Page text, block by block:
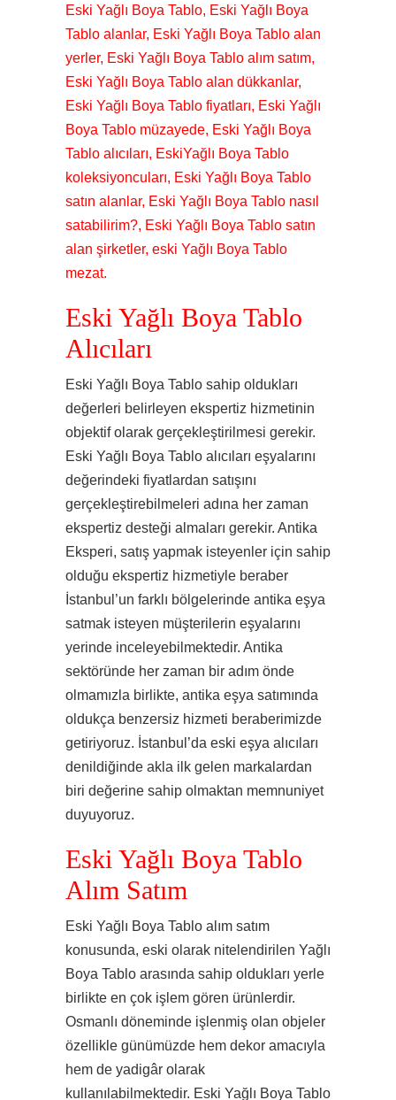
Eski Yağlı Boya Tablo, Eski Yağlı Boya
Tablo alanlar, Eski Yağlı Boya Tablo alan
yerler, Eski Yağlı Boya Tablo alım satım,
Eski Yağlı Boya Tablo alan dükkanlar,
Eski Yağlı Boya Tablo fiyatları, Eski Yağlı
Boya Tablo müzayede, Eski Yağlı Boya
Tablo alıcıları, EskiYağlı Boya Tablo
koleksiyoncuları, Eski Yağlı Boya Tablo
satın alanlar, Eski Yağlı Boya Tablo nasıl
satabilirim?, Eski Yağlı Boya Tablo satın
alan şirketler, eski Yağlı Boya Tablo
mezat.
Eski Yağlı Boya Tablo
Alıcıları
Eski Yağlı Boya Tablo sahip oldukları
değerleri belirleyen ekspertiz hizmetinin
objektif olarak gerçekleştirilmesi gerekir.
Eski Yağlı Boya Tablo alıcıları eşyalarını
değerindeki fiyatlardan satışını
gerçekleştirebilmeleri adına her zaman
ekspertiz desteği almaları gerekir. Antika
Eksperi, satış yapmak isteyenler için sahip
olduğu ekspertiz hizmetiyle beraber
İstanbul’un farklı bölgelerinde antika eşya
satmak isteyen müşterilerin eşyalarını
yerinde inceleyebilmektedir. Antika
sektöründe her zaman bir adım önde
olmamızla birlikte, antika eşya satımında
oldukça benzersiz hizmeti beraberimizde
getiriyoruz. İstanbul’da eski eşya alıcıları
denildiğinde akla ilk gelen markalardan
biri değerine sahip olmaktan memnuniyet
duyuyoruz.
Eski Yağlı Boya Tablo
Alım Satım
Eski Yağlı Boya Tablo alım satım
konusunda, eski olarak nitelendirilen Yağlı
Boya Tablo arasında sahip oldukları yerle
birlikte en çok işlem gören ürünlerdir.
Osmanlı döneminde işlenmiş olan objeler
özellikle günümüzde hem dekor amacıyla
hem de yadigâr olarak
kullanılabilmektedir. Eski Yağlı Boya Tablo